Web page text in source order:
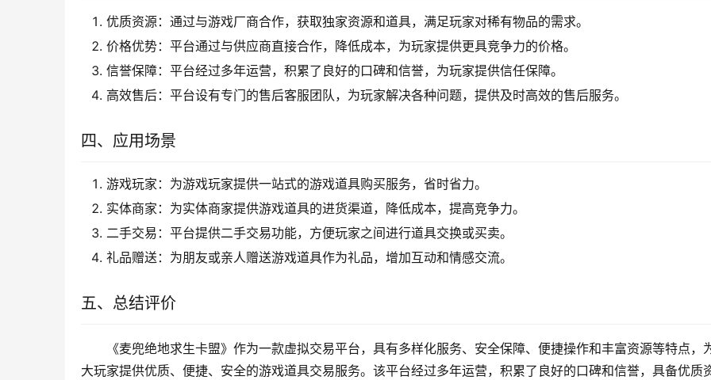
优质资源：通过与游戏厂商合作，获取独家资源和道具，满足玩家对稀有物品的需求。
价格优势：平台通过与供应商直接合作，降低成本，为玩家提供更具竞争力的价格。
信誉保障：平台经过多年运营，积累了良好的口碑和信誉，为玩家提供信任保障。
高效售后：平台设有专门的售后客服团队，为玩家解决各种问题，提供及时高效的售后服务。
四、应用场景
游戏玩家：为游戏玩家提供一站式的游戏道具购买服务，省时省力。
实体商家：为实体商家提供游戏道具的进货渠道，降低成本，提高竞争力。
二手交易：平台提供二手交易功能，方便玩家之间进行道具交换或买卖。
礼品赠送：为朋友或亲人赠送游戏道具作为礼品，增加互动和情感交流。
五、总结评价
《麦兜绝地求生卡盟》作为一款虚拟交易平台，具有多样化服务、安全保障、便捷操作和丰富资源等特点，
大玩家提供优质、便捷、安全的游戏道具交易服务。该平台经过多年运营，积累了良好的口碑和信誉，具备优质